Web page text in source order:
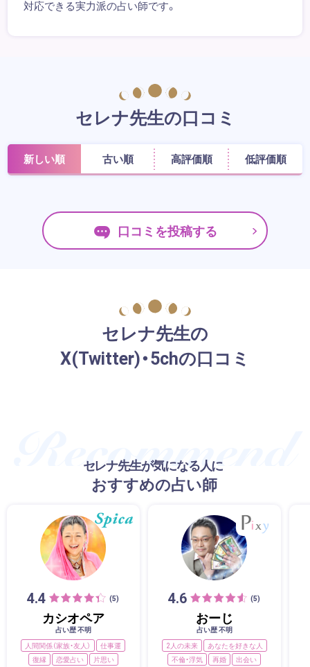
対応できる実力派の占い師です。
セレナ先生の口コミ
新しい順 古い順 高評価順 低評価順
口コミを投稿する
セレナ先生の
X(Twitter)・5chの口コミ
セレナ先生が気になる人に
おすすめの占い師
4.4 (5)
カシオペア
占い歴 不明
人間関係（家族・友人）
仕事運
復縁
恋愛占い 片思い
4.6 (5)
おーじ
占い歴 不明
2人の未来
あなたを好きな人
不倫・浮気
再婚
出会い